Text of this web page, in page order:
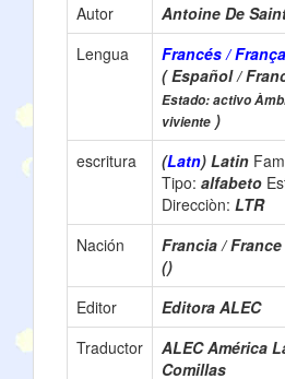
Autor
Antoine De
Lengua
Francés /
( Español /
Estado: activo
viviente )
escritura
(Latn) Latin
Tipo: alfabeto
Direcciòn: LTR
Nación
Francia / France
()
Editor
Editora ALEC
Traductor
ALEC América
Comillas